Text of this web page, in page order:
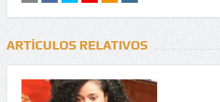
ARTÍCULOS RELATIVOS